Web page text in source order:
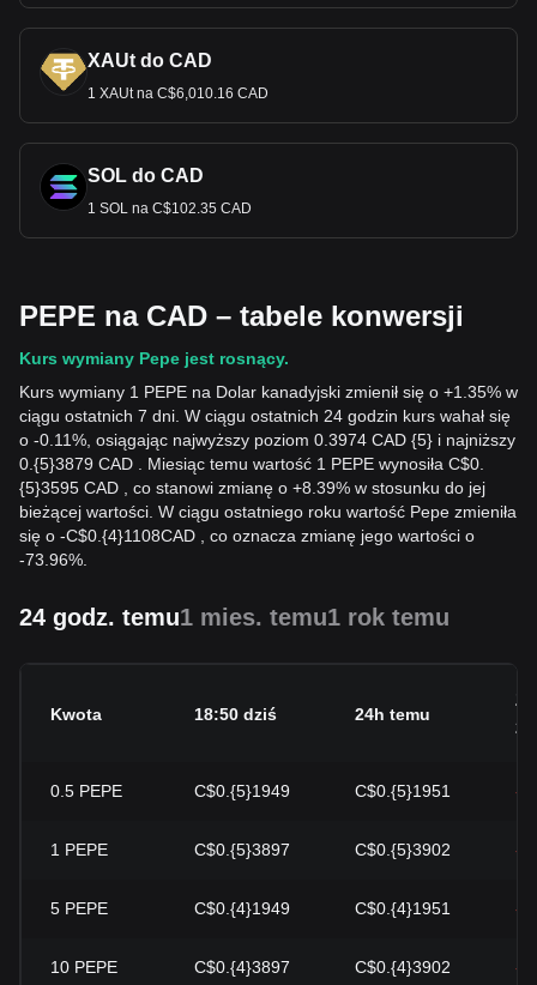
XAUt do CAD
1 XAUt na C$6,010.16 CAD
SOL do CAD
1 SOL na C$102.35 CAD
PEPE na CAD – tabele konwersji
Kurs wymiany Pepe jest rosnący.
Kurs wymiany 1 PEPE na Dolar kanadyjski zmienił się o +1.35% w
ciągu ostatnich 7 dni. W ciągu ostatnich 24 godzin kurs wahał się
o -0.11%, osiągając najwyższy poziom 0.3974 CAD {5} i najniższy
0.{5}3879 CAD . Miesiąc temu wartość 1 PEPE wynosiła C$0.
{5}3595 CAD , co stanowi zmianę o +8.39% w stosunku do jej
bieżącej wartości. W ciągu ostatniego roku wartość Pepe zmieniła
się o -C$0.{4}1108CAD , co oznacza zmianę jego wartości o
-73.96%.
24 godz. temu1 mies. temu1 rok temu
Kwota 18:50 dziś 24h temu
0.5 PEPE C$0.{5}1949 C$0.{5}1951 -
1 PEPE C$0.{5}3897 C$0.{5}3902 -
5 PEPE C$0.{4}1949 C$0.{4}1951 -
10 PEPE C$0.{4}3897 C$0.{4}3902 -